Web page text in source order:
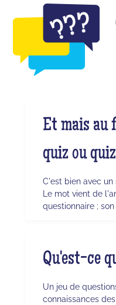
Et mais au
quiz ou
C'est bien avec un
Le mot vient de
questionnaire ;
Qu'est-ce
Un jeu de
connaissances des